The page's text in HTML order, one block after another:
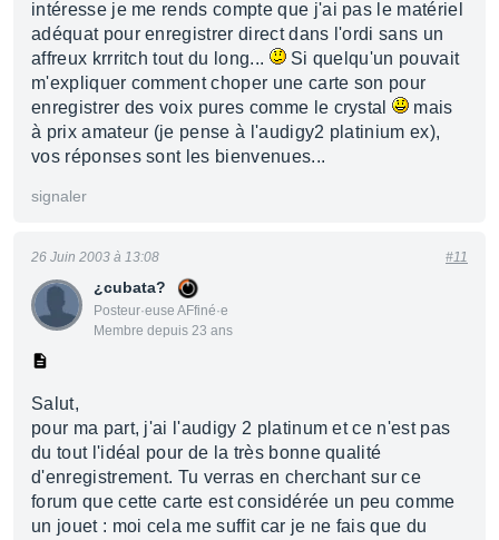
intéresse je me rends compte que j'ai pas le matériel
adéquat pour enregistrer direct dans l'ordi sans un
affreux krrritch tout du long...
Si quelqu'un pouvait
m'expliquer comment choper une carte son pour
enregistrer des voix pures comme le crystal
mais
à prix amateur (je pense à l'audigy2 platinium ex),
vos réponses sont les bienvenues...
signaler
¿cubata?
Posteur·euse AFfiné·e
Membre depuis 23 ans
26 Juin 2003 à 13:08 #11
Salut,
pour ma part, j'ai l'audigy 2 platinum et ce n'est pas
du tout l'idéal pour de la très bonne qualité
d'enregistrement. Tu verras en cherchant sur ce
forum que cette carte est considérée un peu comme
un jouet : moi cela me suffit car je ne fais que du